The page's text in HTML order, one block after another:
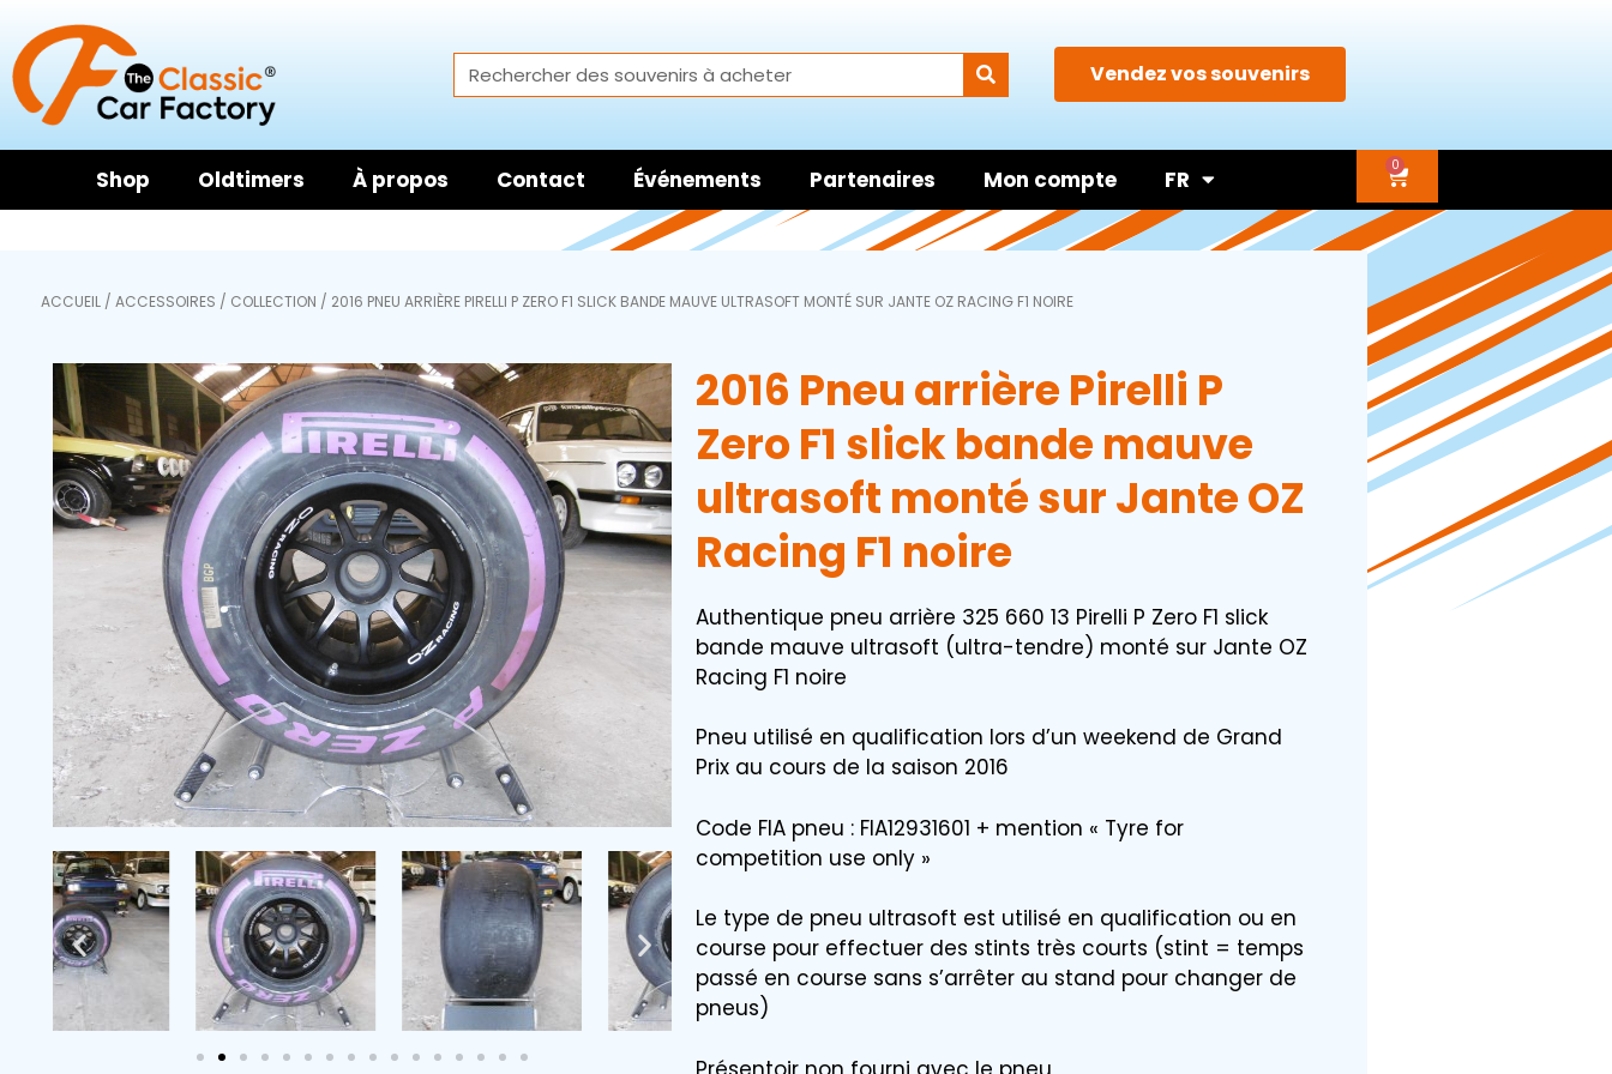
Vendez vos souvenirs
Shop Oldtimers À propos Contact Événements Partenaires Mon compte FR
0
ACCUEIL / ACCESSOIRES / COLLECTION / 2016 PNEU ARRIÈRE PIRELLI P ZERO F1 SLICK BANDE MAUVE ULTRASOFT MONTÉ SUR JANTE OZ RACING F1 NOIRE
2016 Pneu arrière Pirelli P
Zero F1 slick bande mauve
ultrasoft monté sur Jante OZ
Racing F1 noire
Authentique pneu arrière 325 660 13 Pirelli P Zero F1 slick
bande mauve ultrasoft (ultra-tendre) monté sur Jante OZ
Racing F1 noire
Pneu utilisé en qualification lors d’un weekend de Grand
Prix au cours de la saison 2016
Code FIA pneu : FIA12931601 + mention « Tyre for
competition use only »
Le type de pneu ultrasoft est utilisé en qualification ou en
course pour effectuer des stints très courts (stint = temps
passé en course sans s’arrêter au stand pour changer de
pneus)